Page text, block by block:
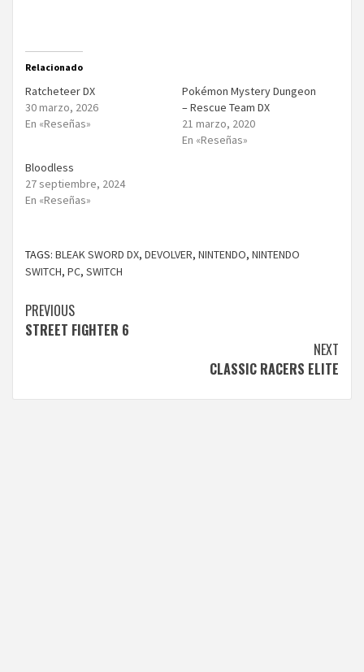
Relacionado
Ratcheteer DX
30 marzo, 2026
En «Reseñas»
Pokémon Mystery Dungeon
– Rescue Team DX
21 marzo, 2020
En «Reseñas»
Bloodless
27 septiembre, 2024
En «Reseñas»
TAGS: BLEAK SWORD DX, DEVOLVER, NINTENDO, NINTENDO
SWITCH, PC, SWITCH
Continue
Reading
PREVIOUS
STREET FIGHTER 6
NEXT
CLASSIC RACERS ELITE